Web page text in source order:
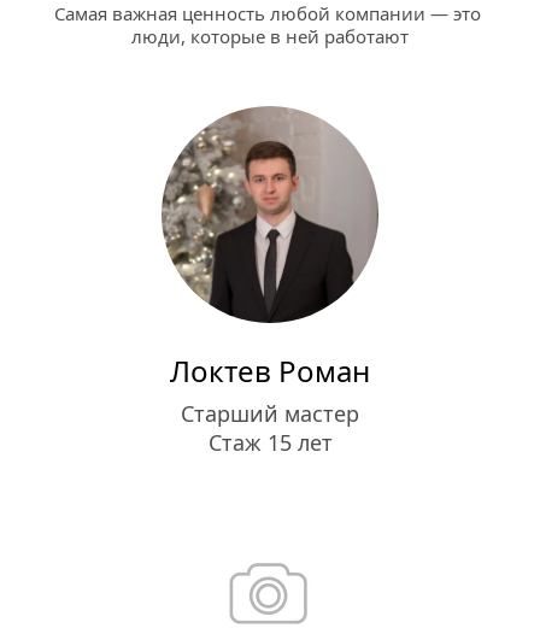
Самая важная ценность любой компании — это
люди, которые в ней работают
Локтев Роман
Старший мастер
Стаж 15 лет